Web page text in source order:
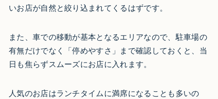
いお店が自然と絞り込まれてくるはずです。
また、車での移動が基本となるエリアなので、駐車場の
有無だけでなく「停めやすさ」まで確認しておくと、当
日も焦らずスムーズにお店に入れます。
人気のお店はランチタイムに満席になることも多いの